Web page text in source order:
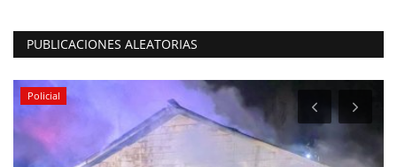
PUBLICACIONES ALEATORIAS
Policial